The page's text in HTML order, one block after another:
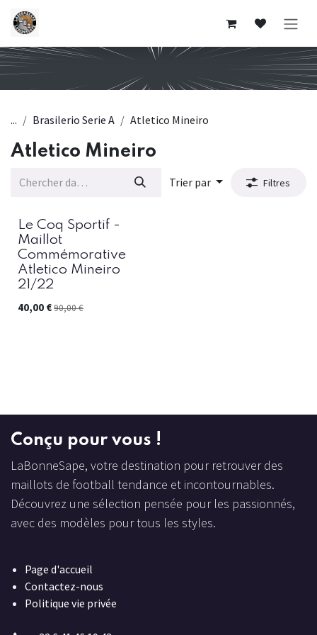
Se rendre au contenu
... Brasilerio Serie A Atletico Mineiro
Atletico Mineiro
Trier par Filtres
Le Coq Sportif -
Maillot
Commémorative
Atletico Mineiro
21/22
40,00 €90,00€
Conçu pour vous !
LaBonneSape, votre destination pour retrouver des
maillots de football tendance et incontournables.
Découvrez une sélection pensée pour les passionnés,
avec des modèles pour tous les styles.
Page d'accueil
Contactez-nous
Politique vie privée